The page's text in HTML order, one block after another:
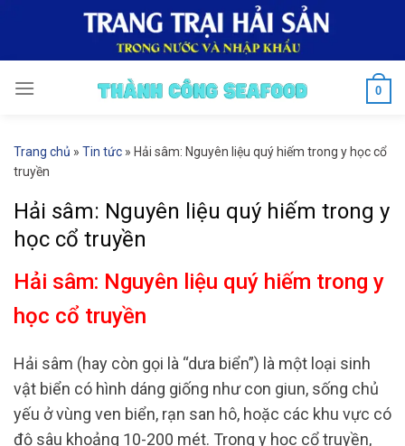
0
Trang chủ » Tin tức » Hải sâm: Nguyên liệu quý hiếm trong y học cổ
truyền
Hải sâm: Nguyên liệu quý hiếm trong y
học cổ truyền
Hải sâm: Nguyên liệu quý hiếm trong y
học cổ truyền
Hải sâm (hay còn gọi là “dưa biển”) là một loại sinh
vật biển có hình dáng giống như con giun, sống chủ
yếu ở vùng ven biển, rạn san hô, hoặc các khu vực có
độ sâu khoảng 10-200 mét. Trong y học cổ truyền,